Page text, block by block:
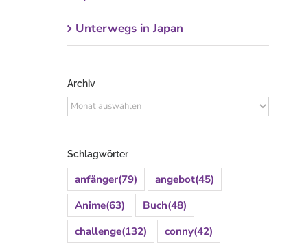
Unterwegs in Japan
Archiv
Archiv
Schlagwörter
anfänger(79) angebot(45)
Anime(63) Buch(48)
challenge(132) conny(42)